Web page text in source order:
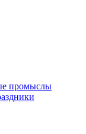
промыслы